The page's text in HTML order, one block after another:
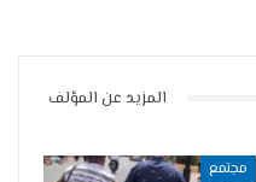
المزيد عن المؤلف
مجتمع